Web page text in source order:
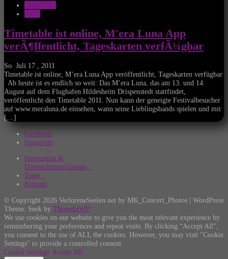
Timetable ist online, M'era Luna App
verÃ¶ffentlicht, Tageskarten verfÃ¼gbar
So. Juli 17 , 2011
Timetable ist online, M’era Luna App veröffentlicht, Tageskarten verfügbar
Ab heute ist es endlich so weit: Das M’era Luna, das am 13. und 14.
August auf dem Flughafen Hildesheim Drispenstedt stattfindet,
veröffentlicht den Timetable 2011. Nun kann der geneigte Festivalbesucher
auf www.meraluna.de einsehen, wann seine Lieblingsbands spielen und mit
[…]
Facebook
Instagram
Impressum &
Datenschutzerklärung
Team
Kontakt
© Copyright 2026 VerloreneSeelen.net by MK_Concert_Photos | WordPress
Theme: Seek by ThemeInWP
We use cookies on our website to give you the most relevant experience by
remembering your preferences and repeat visits. By clicking “Accept All”,
you consent to the use of ALL the cookies. However, you may visit "Cookie
Settings" to provide a controlled consent.
Cookie Settings Accept All